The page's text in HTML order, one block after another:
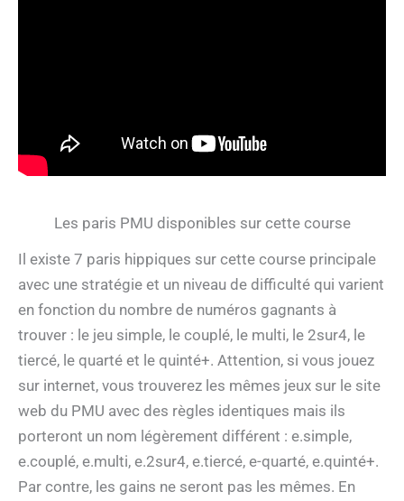
Les paris PMU disponibles sur cette course
Il existe 7 paris hippiques sur cette course principale
avec une stratégie et un niveau de difficulté qui varient
en fonction du nombre de numéros gagnants à
trouver : le jeu simple, le couplé, le multi, le 2sur4, le
tiercé, le quarté et le quinté+. Attention, si vous jouez
sur internet, vous trouverez les mêmes jeux sur le site
web du PMU avec des règles identiques mais ils
porteront un nom légèrement différent : e.simple,
e.couplé, e.multi, e.2sur4, e.tiercé, e-quarté, e.quinté+.
Par contre, les gains ne seront pas les mêmes. En